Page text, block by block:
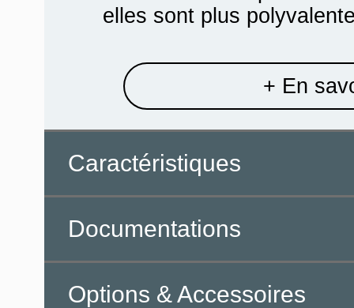
elles sont plus
+ En
Caractéristiques
Documentations
Options & Accessoires